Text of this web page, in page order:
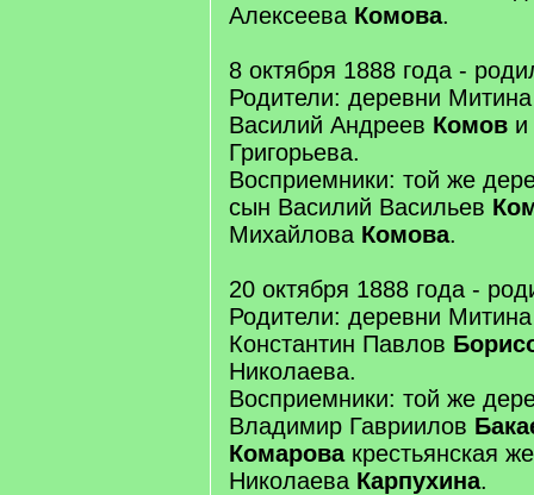
Алексеева Комова.
8 октября 1888 года -
Родители: деревни Митина
Василий Андреев Комов и
Григорьева.
Восприемники: той же
сын Василий Васильев
Михайлова Комова.
20 октября 1888 года -
Родители: деревни Митина
Константин Павлов
Николаева.
Восприемники: той же
Владимир Гавриилов
Комарова крестьянская
Николаева Карпухина.